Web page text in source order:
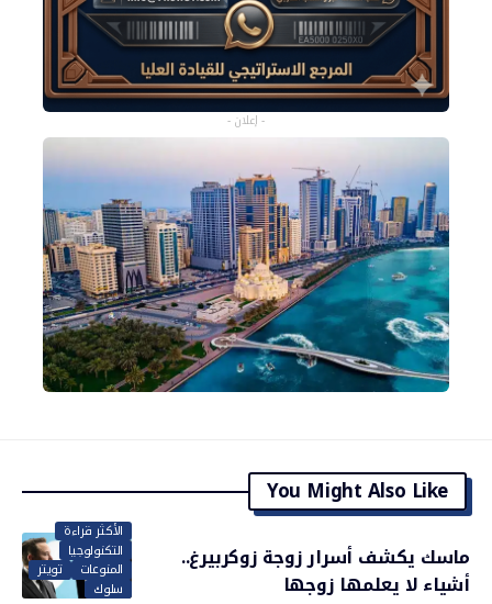
- إعلان -
You Might Also Like
الأكثر قراءة
التكنولوجيا
المنوعات
تويتر
سلوك
ماسك يكشف أسرار زوجة زوكربيرغ..
أشياء لا يعلمها زوجها